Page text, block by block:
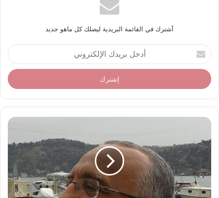
أشترك في القائمة البريدية ليصلك كل ماهو جديد
أ
د
خ
ل
ر
د
ا
ل
ل
ت